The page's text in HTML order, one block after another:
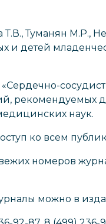
Туманян М.Р.,
детей
«Сердечно-
рекомендуемых
наук.
ко всем
номеров
можно в